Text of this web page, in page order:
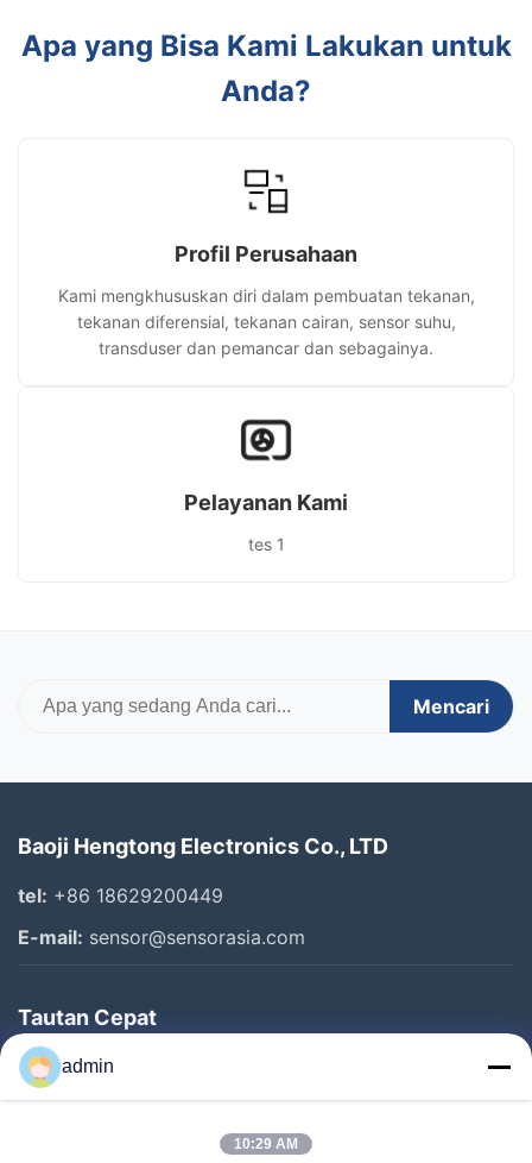
Apa yang Bisa Kami Lakukan untuk
Anda?
Profil Perusahaan
Kami mengkhususkan diri dalam pembuatan tekanan,
tekanan diferensial, tekanan cairan, sensor suhu,
transduser dan pemancar dan sebagainya.
Pelayanan Kami
tes 1
Mencari
Baoji Hengtong Electronics Co., LTD
tel: +86 18629200449
E-mail: sensor@sensorasia.com
Tautan Cepat
Rumah
Produk
admin
10:29 AM